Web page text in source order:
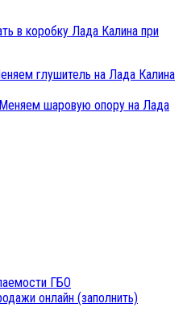
в коробку Лада Калина при
глушитель на Лада Калина
Меняем шаровую опору на Лада
ГБО
онлайн (заполнить)